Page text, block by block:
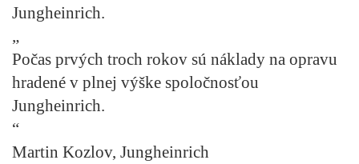
Jungheinrich.
„
Počas prvých troch rokov sú náklady na opravu
hradené v plnej výške spoločnosťou
Jungheinrich.
“
Martin Kozlov, Jungheinrich